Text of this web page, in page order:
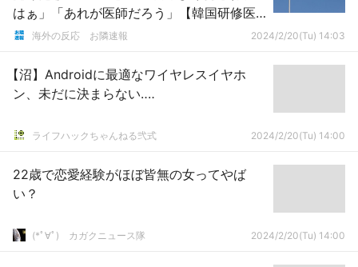
はぁ」「あれが医師だろう」【韓国研修医
の集団辞職事態】
海外の反応 お隣速報 2024/2/20(Tu) 14:03
【沼】Androidに最適なワイヤレスイヤホ
ン、未だに決まらない‥‥
ライフハックちゃんねる弐式 2024/2/20(Tu) 14:00
22歳で恋愛経験がほぼ皆無の女ってやば
い？
(*ﾟ∀ﾟ)ゞカガクニュース隊 2024/2/20(Tu) 14:00